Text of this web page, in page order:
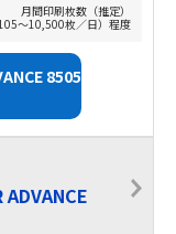
月間印刷枚数（推定）
～10,500枚／日）程度
8505